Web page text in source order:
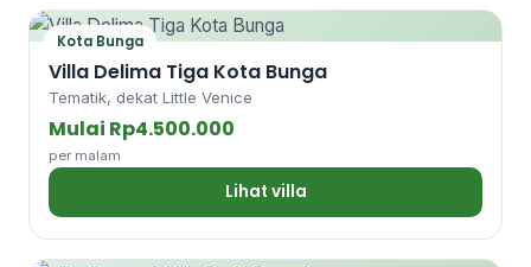
Kota Bunga
Villa Delima Tiga Kota Bunga
Tematik, dekat Little Venice
Mulai Rp4.500.000
per malam
Lihat villa